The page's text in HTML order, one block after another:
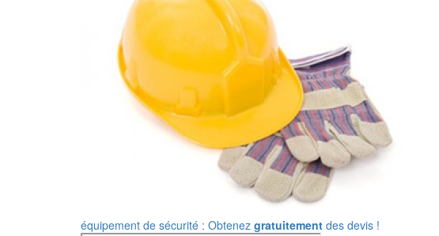
équipement de sécurité : Obtenez gratuitement des devis !